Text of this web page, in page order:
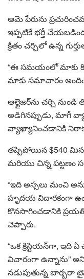
ఆమె పేరును
ఇప్పటికే భర్తీ
క్రితం చర్చిలో ఉన్న
“ఈ సమయంలో మాకు
మాకు సమాచారం
ఆల్టైజర్‌ను చర్చి
అడిగినప్పుడు, మాగీ
వ్యాఖ్యానించడానికి
తప్పిపోయిన $540
మరియు చిన్న పట్టణం
“ఇది అస్సలు మంచి
హృదయ విదారకంగా
కొనసాగించడానికి
చెప్పారు.
“ఒక క్రిస్టియన్‌గా, ఇది
విచారంగా ఉన్నాను”
నడుపుతున్న బార్బరా